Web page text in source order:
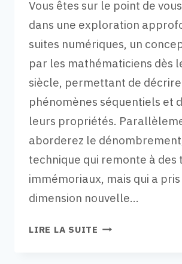
Vous êtes sur le point de
dans une exploration
suites numériques, un
par les mathématiciens dès
siècle, permettant de
phénomènes séquentiels et
leurs propriétés.
aborderez le
technique qui remonte à des
immémoriaux, mais qui a
dimension nouvelle…
LIRE LA SUITE EXERCICES